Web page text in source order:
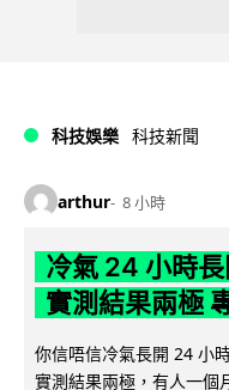
科技娛樂 科技新聞
arthur 8 小時
冷氣 24 小時
實測結果兩極
你信唔信冷氣長開 24 小
實測結果兩極，有人一個